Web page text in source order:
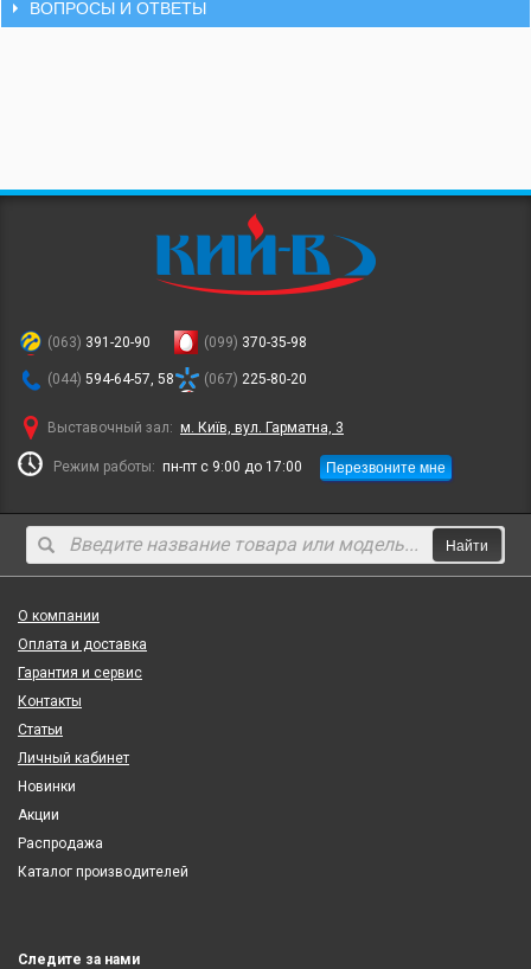
ВОПРОСЫ И ОТВЕТЫ
(063) 391-20-90
(044) 594-64-57, 58
(099) 370-35-98
(067) 225-80-20
Выставочный зал: м. Київ, вул. Гарматна, 3
Режим работы: пн-пт с 9:00 до 17:00 Перезвоните мне
Найти
О компании
Оплата и доставка
Гарантия и сервис
Контакты
Статьи
Личный кабинет
Новинки
Акции
Распродажа
Каталог производителей
Следите за нами